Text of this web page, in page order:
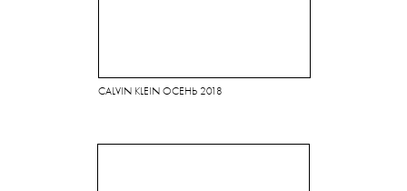
CALVIN KLEIN ОСЕНЬ 2018